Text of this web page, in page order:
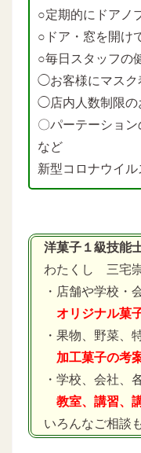
○定期的にドアノ
○ドア・窓を開け
○毎日スタッフの
◯お客様にマスク
◯店内人数制限の
〇パーテーション
など
新型コロナウイル
洋菓子１級技能
わたくし 三宅
・店舗や学校・
オリジナル菓
・果物、野菜、
加工菓子の考
・学校、会社、
教室、講習、
いろんなご相談